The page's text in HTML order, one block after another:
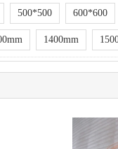
500*500 600*600
1400mm